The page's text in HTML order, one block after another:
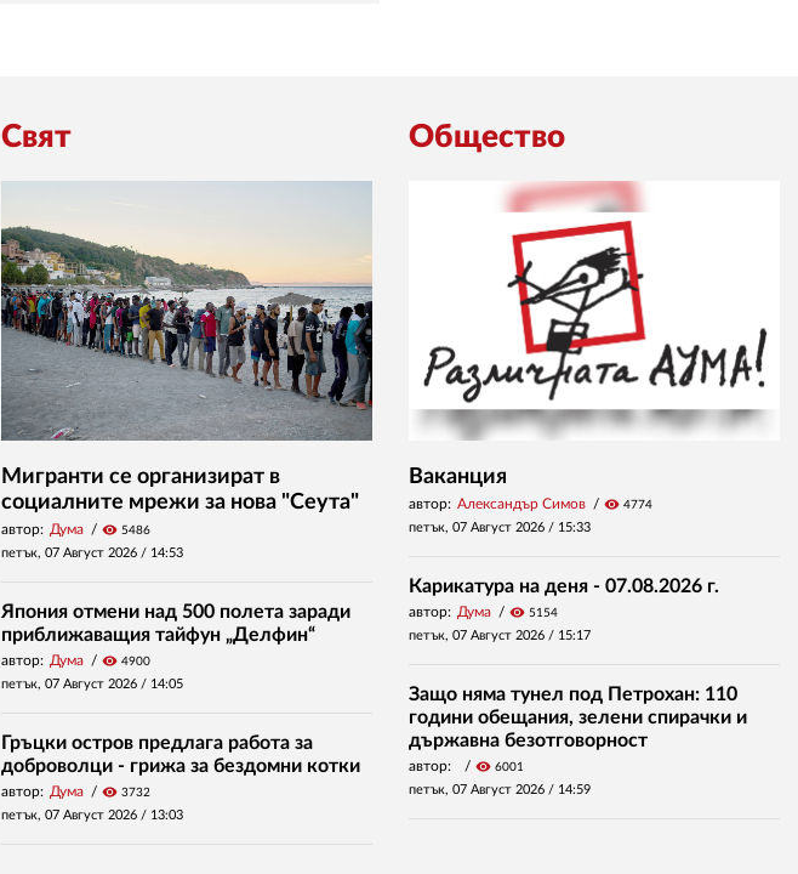
Свят
Мигранти се организират в
социалните мрежи за нова "Сеута"
автор: Дума visibility 5486
петък, 07 Август 2026 / 14:53
Япония отмени над 500 полета заради
приближаващия тайфун „Делфин“
автор: Дума visibility 4900
петък, 07 Август 2026 / 14:05
Гръцки остров предлага работа за
доброволци - грижа за бездомни котки
автор: Дума visibility 3732
петък, 07 Август 2026 / 13:03
Общество
Ваканция
автор: Александър Симов visibility 4774
петък, 07 Август 2026 / 15:33
Карикатура на деня - 07.08.2026 г.
автор: Дума visibility 5154
петък, 07 Август 2026 / 15:17
Защо няма тунел под Петрохан: 110
години обещания, зелени спирачки и
държавна безотговорност
автор: visibility 6001
петък, 07 Август 2026 / 14:59